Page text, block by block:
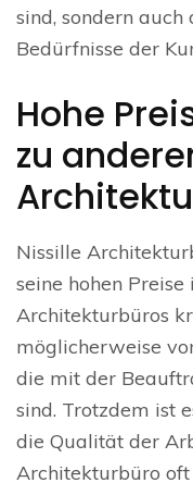
sind, sondern
Bedürfnisse der
Hohe
zu
Nissille
seine hohen
Architekturbüros
möglicherweise
die mit der
sind. Trotzdem ist
die Qualität der
Architekturbüro